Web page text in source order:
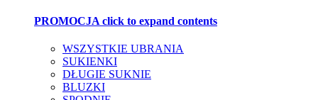
PROMOCJA click to expand contents
WSZYSTKIE UBRANIA
SUKIENKI
DŁUGIE SUKNIE
BLUZKI